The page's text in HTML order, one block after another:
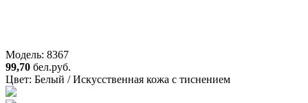
Модель: 8367
99,70 бел.руб.
Цвет: Белый / Искусственная кожа с тиснением